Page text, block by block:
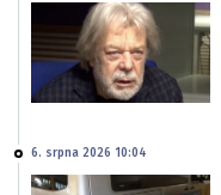
6. srpna 2026 10:04